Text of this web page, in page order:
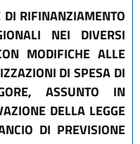
DI RIFINANZIAMENTO
NEI DIVERSI
MODIFICHE ALLE
DI SPESA DI
ASSUNTO IN
DELLA LEGGE
DI PREVISIONE